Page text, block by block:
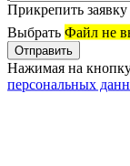
Прикрепить заявку
Выбрать Файл не
Нажимая на
персональных